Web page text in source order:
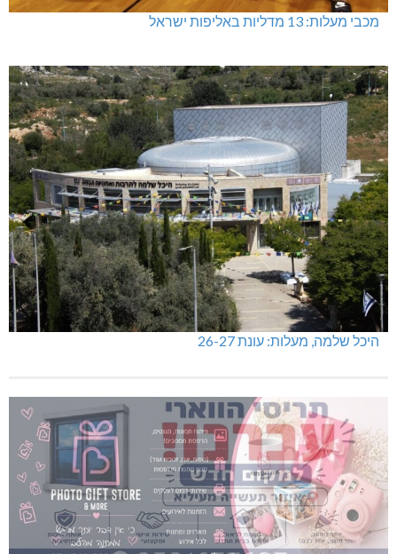
מכבי מעלות: 13 מדליות באליפות ישראל
היכל שלמה, מעלות: עונת 26-27